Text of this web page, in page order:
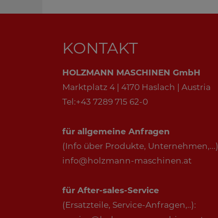
KONTAKT
HOLZMANN MASCHINEN GmbH
Marktplatz 4 | 4170 Haslach | Austria
Tel:+43 7289 715 62-0
für allgemeine Anfragen
(Info über Produkte,
info@holzmann-maschinen.at
für After-sales-Service
(Ersatzteile, Service-Anfragen,..):